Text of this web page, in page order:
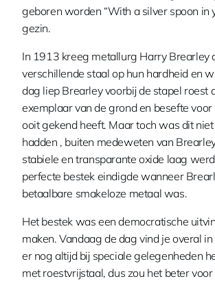
geboren worden “With a silver spoon in
gezin.
In 1913 kreeg metallurg Harry Brearley
verschillende staal op hun hardheid en
dag liep Brearley voorbij de stapel
exemplaar van de grond en besefte
ooit gekend heeft. Maar toch was dit
hadden , buiten medeweten van
stabiele en transparante oxide laag
perfecte bestek eindigde wanneer
betaalbare smakeloze metaal was.
Het bestek was een democratische
maken. Vandaag de dag vind je overal
er nog altijd bij speciale gelegenheden
met roestvrijstaal, dus zou het beter